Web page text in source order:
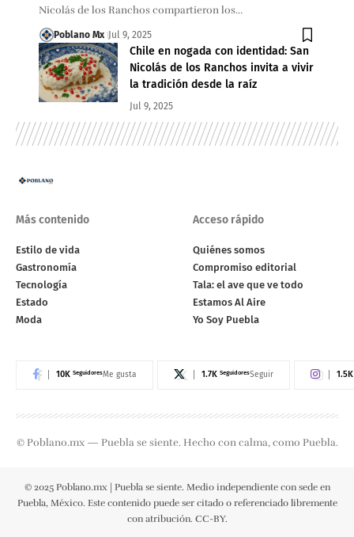
Nicolás de los Ranchos compartieron los…
Poblano Mx Jul 9, 2025
Chile en nogada con identidad: San
Nicolás de los Ranchos invita a vivir
la tradición desde la raíz
Jul 9, 2025
Más contenido
Estilo de vida
Gastronomía
Tecnología
Estado
Moda
Acceso rápido
Quiénes somos
Compromiso editorial
Tala: el ave que ve todo
Estamos Al Aire
Yo Soy Puebla
10K SeguidoresMe gusta 1.7K SeguidoresSeguir 1.5K
© Poblano.mx — Puebla se siente. Hecho con calma, como Puebla.
© 2025 Poblano.mx | Puebla se siente. Medio independiente con sede en
Puebla, México. Este contenido puede ser citado o referenciado libremente
con atribución. CC-BY.